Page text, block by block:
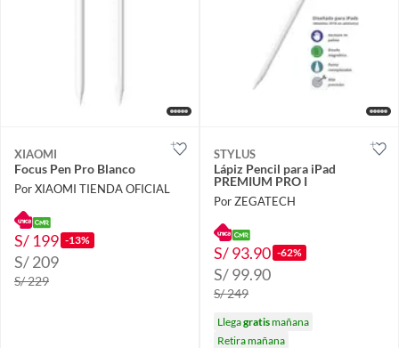
XIAOMI
Focus Pen Pro Blanco
Por XIAOMI TIENDA OFICIAL
S/ 199 -13%
S/ 209
S/ 229
STYLUS
Lápiz Pencil para iPad
PREMIUM PRO I
Por ZEGATECH
S/ 93.90 -62%
S/ 99.90
S/ 249
Llegagratismañana
Retira mañana